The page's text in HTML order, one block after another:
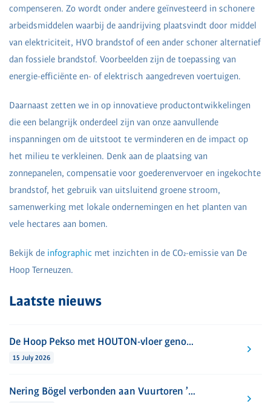
compenseren. Zo wordt onder andere geïnvesteerd in schonere
arbeidsmiddelen waarbij de aandrijving plaatsvindt door middel
van elektriciteit, HVO brandstof of een ander schoner alternatief
dan fossiele brandstof. Voorbeelden zijn de toepassing van
energie-efficiënte en- of elektrisch aangedreven voertuigen.
Daarnaast zetten we in op innovatieve productontwikkelingen
die een belangrijk onderdeel zijn van onze aanvullende
inspanningen om de uitstoot te verminderen en de impact op
het milieu te verkleinen. Denk aan de plaatsing van
zonnepanelen, compensatie voor goederenvervoer en ingekochte
brandstof, het gebruik van uitsluitend groene stroom,
samenwerking met lokale ondernemingen en het planten van
vele hectares aan bomen.
Bekijk de infographic met inzichten in de CO₂-emissie van De
Hoop Terneuzen.
Laatste nieuws
De Hoop Pekso met HOUTON-vloer genomineerd voor Zeeuwse Innovatieprijs Emergo 2026
15 July 2026
Nering Bögel verbonden aan Vuurtoren ’t Lage Licht Westkapelle